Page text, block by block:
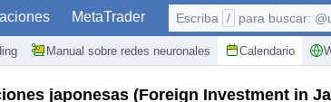
MetaTrader
Manual sobre redes neuronales Calendario
Escriba / para buscar:
japonesas (Foreign Investment in